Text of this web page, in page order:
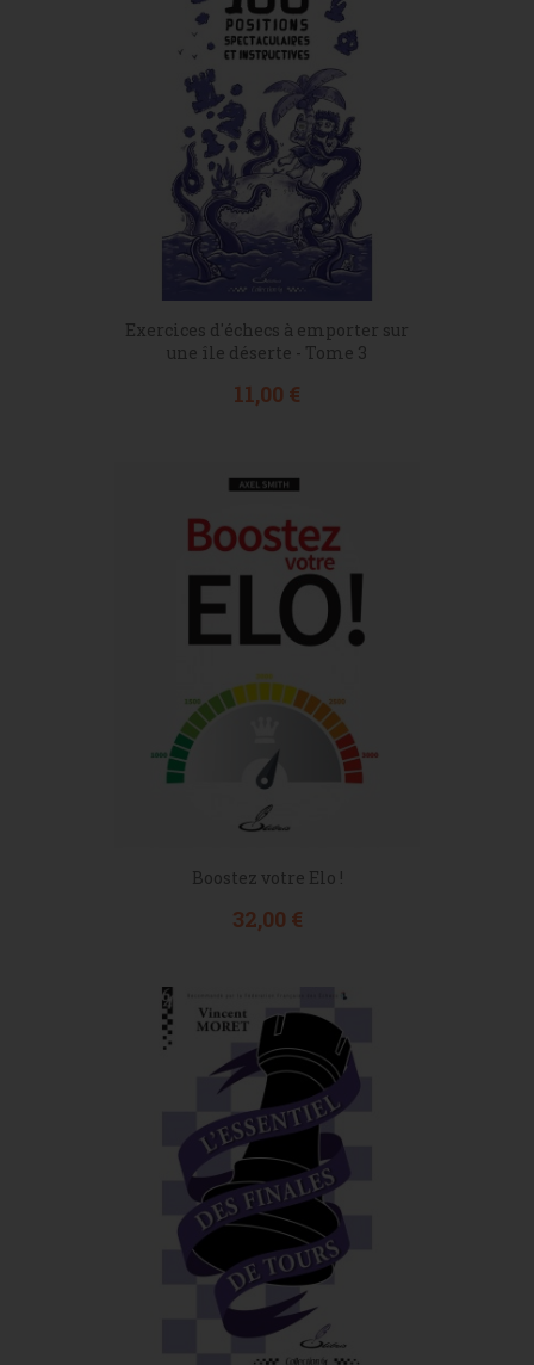
Exercices d'échecs à emporter sur
une île déserte - Tome 3
Prix
11,00 €
Boostez votre Elo !
Prix
32,00 €